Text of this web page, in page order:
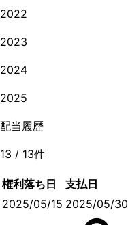
2022
2023
2024
2025
配当履歴
13 / 13件
権利落ち日 支払日
2025/05/15 2025/05/30